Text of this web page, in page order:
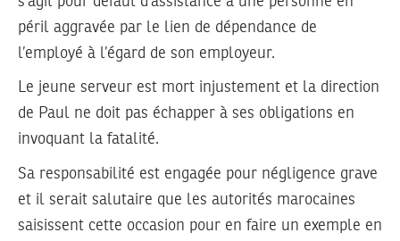
péril aggravée par le lien de dépendance de
l’employé à l’égard de son employeur.
Le jeune serveur est mort injustement et la direction
de Paul ne doit pas échapper à ses obligations en
invoquant la fatalité.
Sa responsabilité est engagée pour négligence grave
et il serait salutaire que les autorités marocaines
saisissent cette occasion pour en faire un exemple en